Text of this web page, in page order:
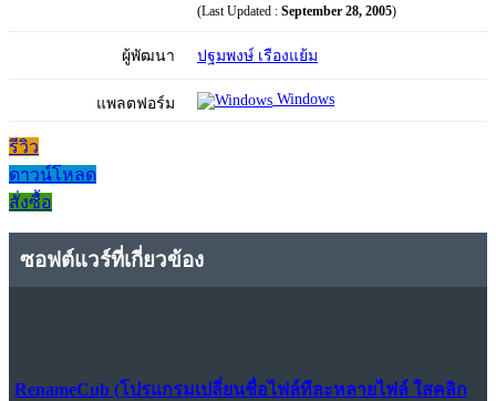
(Last Updated : September 28, 2005)
ผู้พัฒนา ปฐมพงษ์ เรืองแย้ม
แพลตฟอร์ม Windows
รีวิว
ดาวน์โหลด
สั่งซื้อ
ซอฟต์แวร์ที่เกี่ยวข้อง
RenameCub (โปรแกรมเปลี่ยนชื่อไฟล์ทีละหลายไฟล์ ใสคลิก